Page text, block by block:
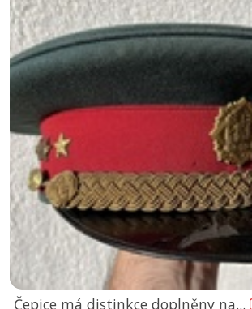
Čepice má distinkce doplněny na...